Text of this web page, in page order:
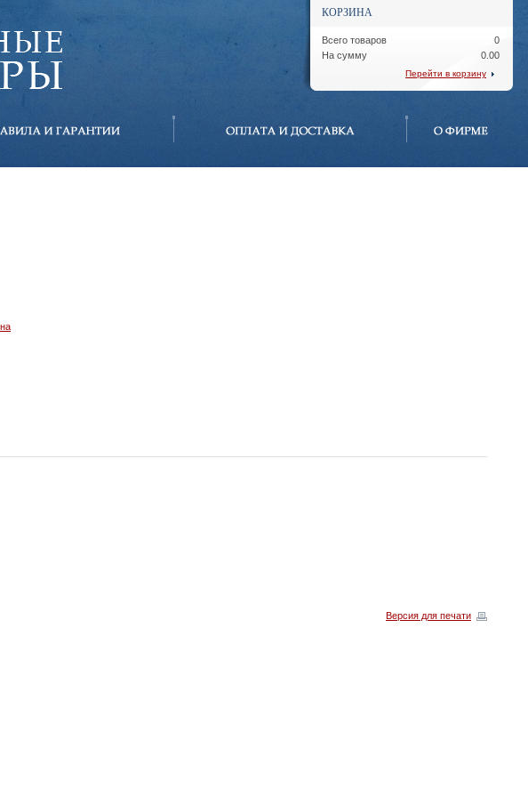
КОРЗИНА
Всего товаров
На сумму
0
0.00
Перейти в корзину
Версия для печати